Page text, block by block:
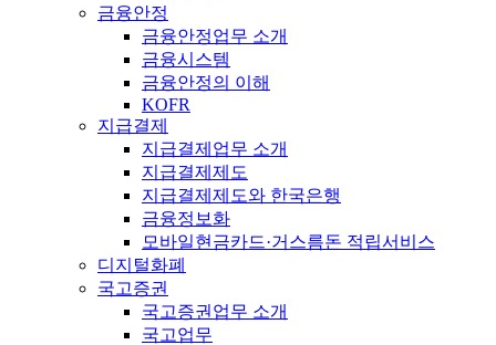
금융안정
금융안정업무 소개
금융시스템
금융안정의 이해
KOFR
지급결제
지급결제업무 소개
지급결제제도
지급결제제도와 한국은행
금융정보화
모바일현금카드·거스름돈 적립서비스
디지털화폐
국고증권
국고증권업무 소개
국고업무